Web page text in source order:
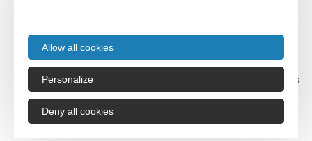
Menu Recherche Infos pratiques
Allow all cookies
Personalize
Deny all cookies